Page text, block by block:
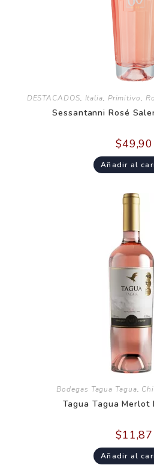
DESTACADOS, Italia, Primitivo,
Sessantanni Rosé
$49,90
Añadir al
Bodegas Tagua Tagua,
Tagua Tagua Merlot
$11,87
Añadir al